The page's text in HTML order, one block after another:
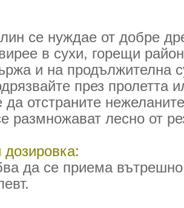
се нуждае от добре
в сухи, горещи
и на продължителна
през пролетта
да отстраните
размножават лесно от
дозировка:
да се приема